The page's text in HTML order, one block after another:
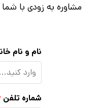
مشاوره به زودی با
نام و نام
شماره تلفن